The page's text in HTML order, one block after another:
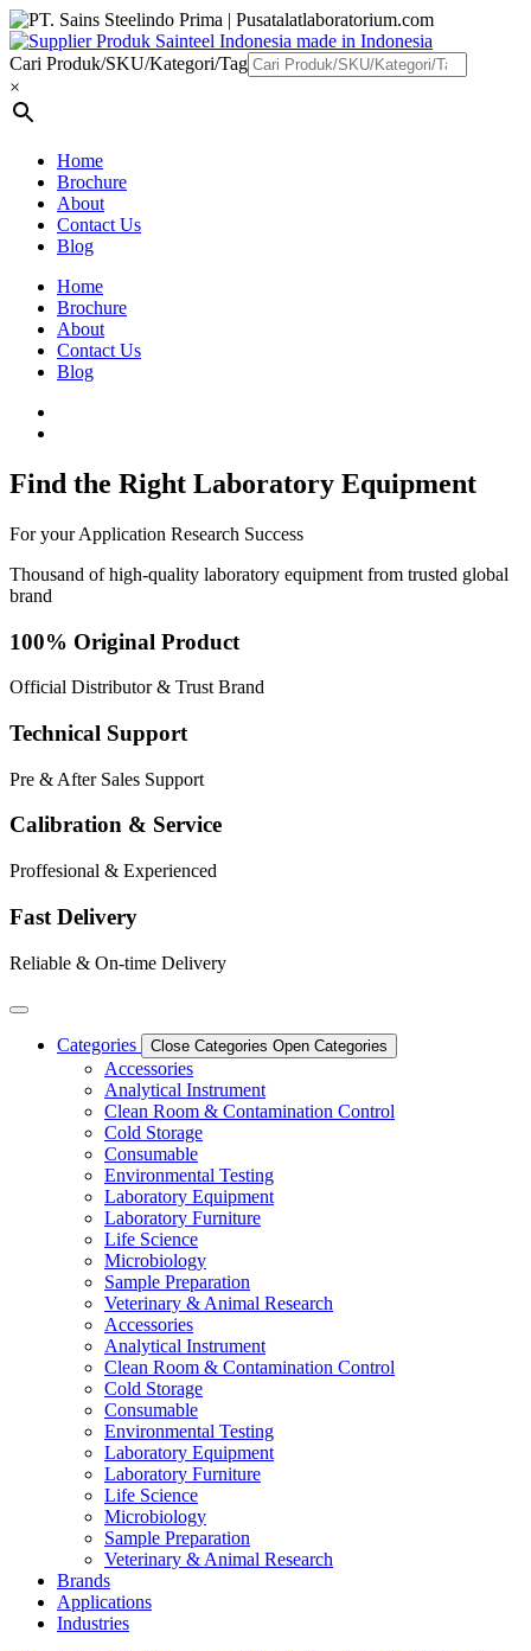
Cari Produk/SKU/Kategori/Tag
×
Home
Brochure
About
Contact Us
Blog
Home
Brochure
About
Contact Us
Blog
Find the Right Laboratory Equipment
For yourApplication Research Success
Thousand of high-quality laboratory equipment from trusted global
brand
100% Original Product
Official Distributor & Trust Brand
Technical Support
Pre & After Sales Support
Calibration & Service
Proffesional & Experienced
Fast Delivery
Reliable & On-time Delivery
Categories Close Categories Open Categories
Accessories
Analytical Instrument
Clean Room & Contamination Control
Cold Storage
Consumable
Environmental Testing
Laboratory Equipment
Laboratory Furniture
Life Science
Microbiology
Sample Preparation
Veterinary & Animal Research
Accessories
Analytical Instrument
Clean Room & Contamination Control
Cold Storage
Consumable
Environmental Testing
Laboratory Equipment
Laboratory Furniture
Life Science
Microbiology
Sample Preparation
Veterinary & Animal Research
Brands
Applications
Industries